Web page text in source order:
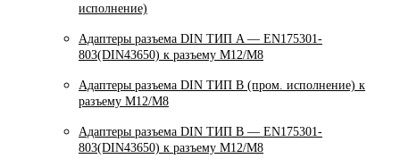
исполнение)
Адаптеры разъема DIN ТИП A — EN175301-
803(DIN43650) к разъему M12/M8
Адаптеры разъема DIN ТИП B (пром. исполнение) к
разъему M12/M8
Адаптеры разъема DIN ТИП B — EN175301-
803(DIN43650) к разъему M12/M8